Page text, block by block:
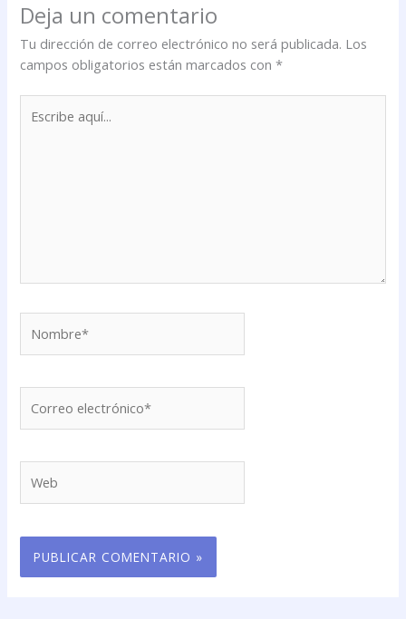
Deja un comentario
Tu dirección de correo electrónico no será publicada. Los
campos obligatorios están marcados con*
aquí...
electrónico*